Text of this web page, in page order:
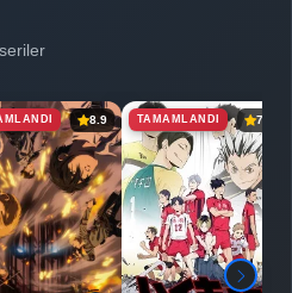
8.9 TAMAMLANDI 7.8